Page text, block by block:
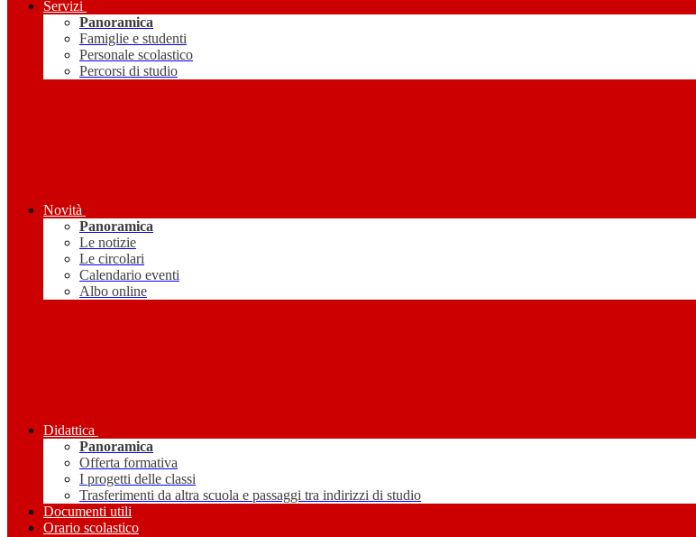
Servizi
Panoramica
Famiglie e studenti
Personale scolastico
Percorsi di studio
Novità
Panoramica
Le notizie
Le circolari
Calendario eventi
Albo online
Didattica
Panoramica
Offerta formativa
I progetti delle classi
Trasferimenti da altra scuola e passaggi tra indirizzi di studio
Documenti utili
Orario scolastico